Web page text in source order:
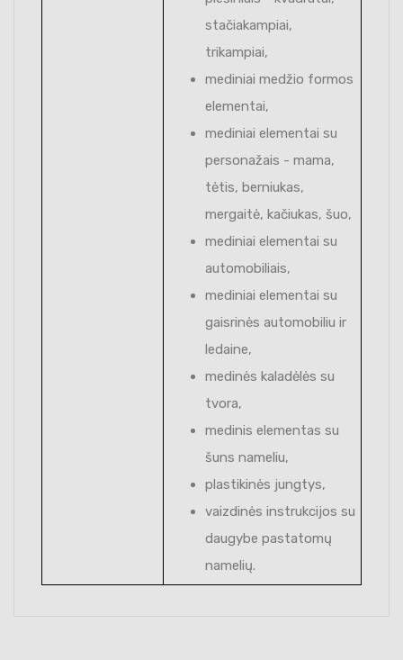
stačiakampiai,
trikampiai,
mediniai medžio formos
elementai,
mediniai elementai su
personažais - mama,
tėtis, berniukas,
mergaitė, kačiukas, šuo,
mediniai elementai su
automobiliais,
mediniai elementai su
gaisrinės automobiliu ir
ledaine,
medinės kaladėlės su
tvora,
medinis elementas su
šuns nameliu,
plastikinės jungtys,
vaizdinės instrukcijos su
daugybe pastatomų
namelių.